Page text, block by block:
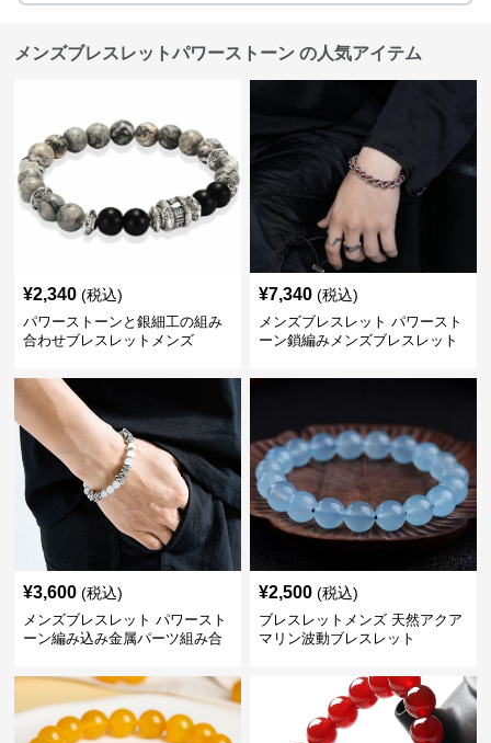
メンズブレスレットパワーストーン の人気アイテム
¥2,340 (税込)
パワーストーンと銀細工の組み
合わせブレスレットメンズ
¥7,340 (税込)
メンズブレスレット パワースト
ーン鎖編みメンズブレスレット
¥3,600 (税込)
メンズブレスレット パワースト
ーン編み込み金属パーツ組み合
¥2,500 (税込)
ブレスレットメンズ 天然アクア
マリン波動ブレスレット